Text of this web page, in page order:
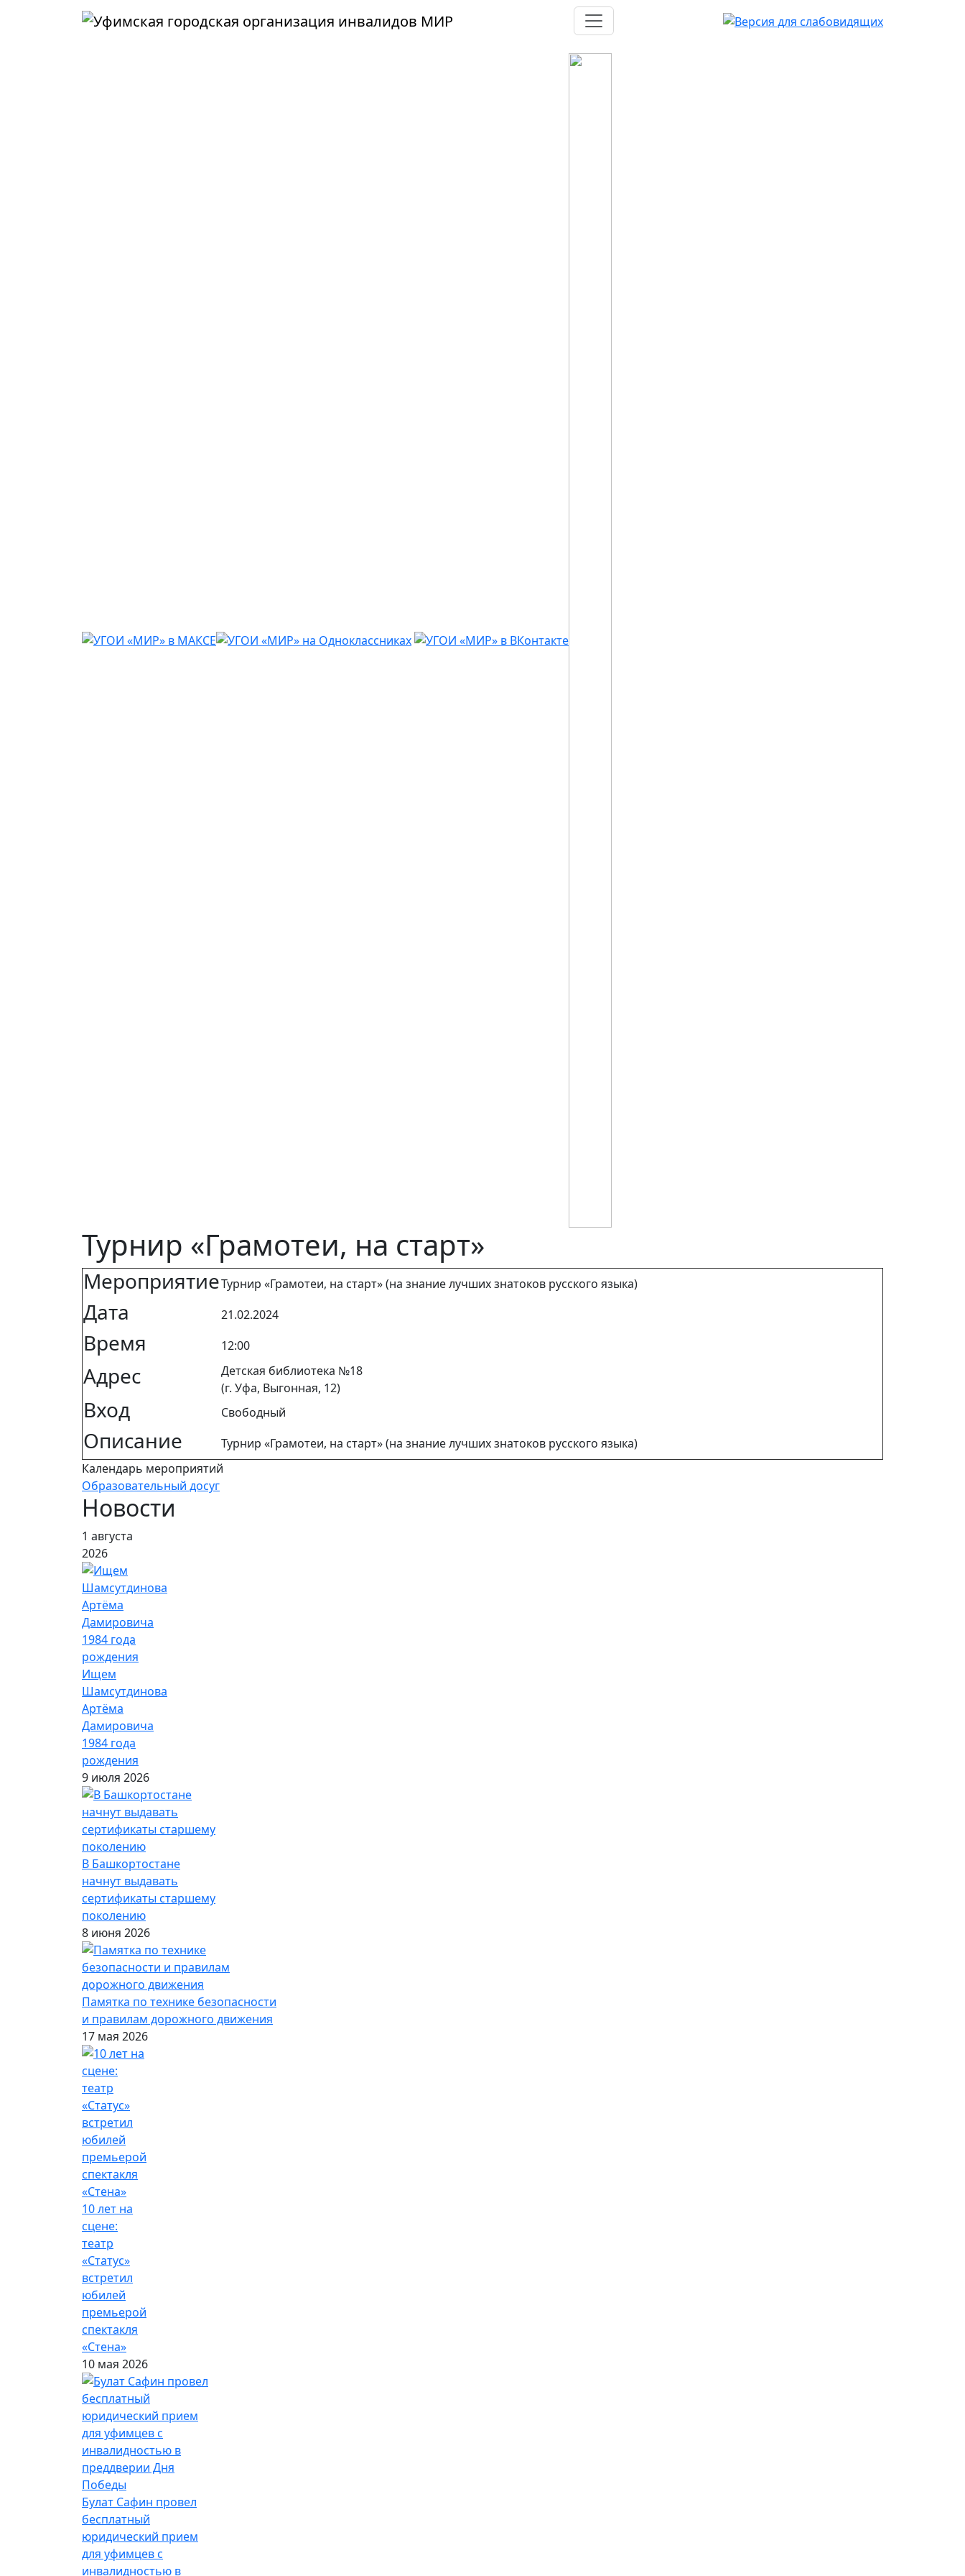
Перейти к основному содержанию
Турнир «Грамотеи, на старт»
МероприятиеТурнир «Грамотеи, на старт» (на знание лучших знатоков русского языка)
Дата 21.02.2024
Время 12:00
Адрес
Детская библиотека №18
(г. Уфа, Выгонная, 12)
Вход Свободный
Описание
Турнир «Грамотеи, на старт» (на знание лучших знатоков русского языка)
Календарь мероприятий
Образовательный досуг
Новости
1 августа
2026
Ищем
Шамсутдинова
Артёма
Дамировича
1984 года
рождения
9 июля 2026
В Башкортостане
начнут выдавать
сертификаты старшему
поколению
8 июня 2026
Памятка по технике безопасности
и правилам дорожного движения
17 мая 2026
10 лет на
сцене:
театр
«Статус»
встретил
юбилей
премьерой
спектакля
«Стена»
10 мая 2026
Булат Сафин провел
бесплатный
юридический прием
для уфимцев с
инвалидностью в